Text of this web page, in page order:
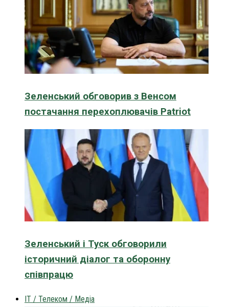
Зеленський обговорив з Венсом
постачання перехоплювачів Patriot
Зеленський і Туск обговорили
історичний діалог та оборонну
співпрацю
IT / Телеком / Медіа